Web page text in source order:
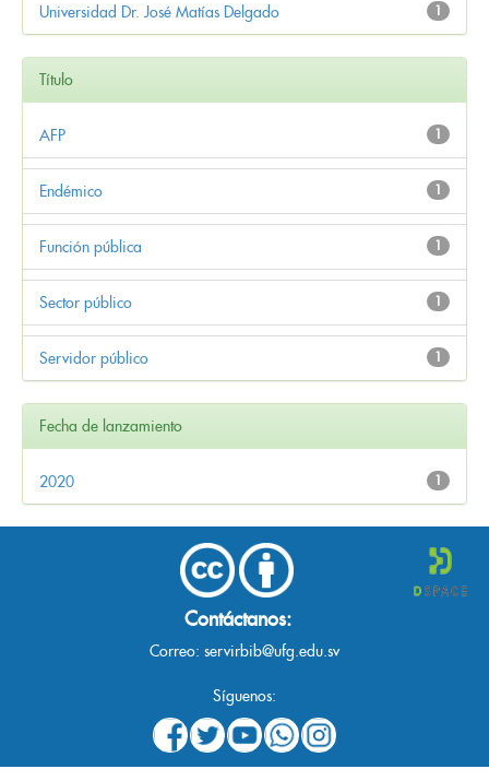
1
Universidad Dr. José Matías Delgado
Título
1
AFP
1
Endémico
1
Función pública
1
Sector público
1
Servidor público
Fecha de lanzamiento
1
2020
Contáctanos:
Correo: servirbib@ufg.edu.sv
Síguenos: